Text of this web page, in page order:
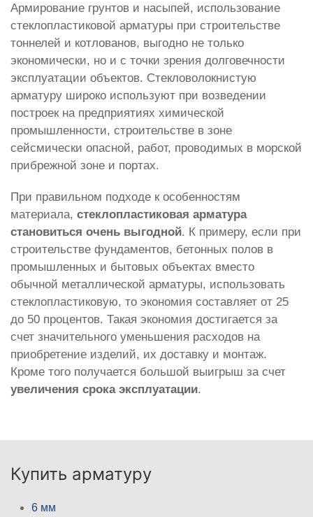
Армирование грунтов и насыпей, использование
стеклопластиковой арматуры при строительстве
тоннелей и котлованов, выгодно не только
экономически, но и с точки зрения долговечности
эксплуатации объектов. Стекловолокнистую
арматуру широко используют при возведении
построек на предприятиях химической
промышленности, строительстве в зоне
сейсмически опасной, работ, проводимых в морской
прибрежной зоне и портах.
При правильном подходе к особенностям
материала, стеклопластиковая арматура
становиться очень выгодной. К примеру, если при
строительстве фундаментов, бетонных полов в
промышленных и бытовых объектах вместо
обычной металлической арматуры, использовать
стеклопластиковую, то экономия составляет от 25
до 50 процентов. Такая экономия достигается за
счет значительного уменьшения расходов на
приобретение изделий, их доставку и монтаж.
Кроме того получается большой выигрыш за счет
увеличения срока эксплуатации.
Купить арматуру
6 мм